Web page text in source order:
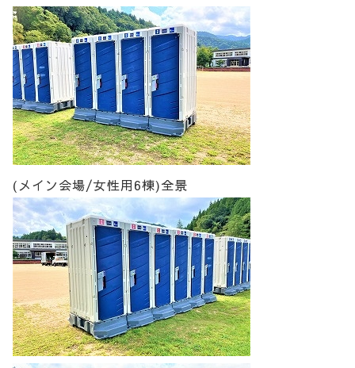
(メイン会場/女性用6棟)全景